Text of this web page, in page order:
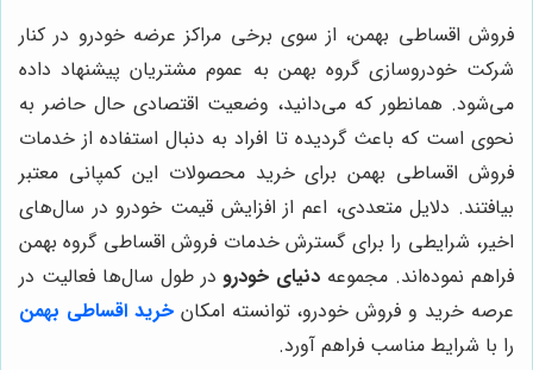
فروش اقساطی بهمن، از سوی برخی مراکز عرضه خودرو در کنار
شرکت خودروسازی گروه بهمن به عموم مشتریان پیشنهاد داده
می‌شود. همانطور که می‌دانید، وضعیت اقتصادی حال حاضر به
نحوی است که باعث گردیده تا افراد به دنبال استفاده از خدمات
فروش اقساطی بهمن برای خرید محصولات این کمپانی معتبر
بیافتند. دلایل متعددی، اعم از افزایش قیمت خودرو در سال‌های
اخیر، شرایطی را برای گسترش خدمات فروش اقساطی گروه بهمن
فراهم نموده‌اند. مجموعه دنیای خودرو در طول سال‌ها فعالیت در
عرصه خرید و فروش خودرو، توانسته امکانخرید اقساطی بهمن
را با شرایط مناسب فراهم آورد.